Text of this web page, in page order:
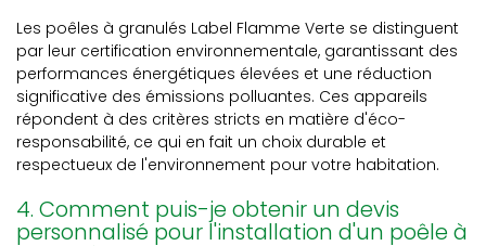
Les poêles à granulés Label Flamme Verte se distinguent
par leur certification environnementale, garantissant des
performances énergétiques élevées et une réduction
significative des émissions polluantes. Ces appareils
répondent à des critères stricts en matière d'éco-
responsabilité, ce qui en fait un choix durable et
respectueux de l'environnement pour votre habitation.
4. Comment puis-je obtenir un devis
personnalisé pour l'installation d'un poêle à